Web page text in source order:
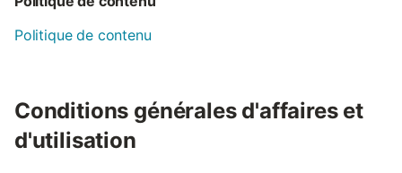
Politique de contenu
Conditions générales d'affaires et
d'utilisation